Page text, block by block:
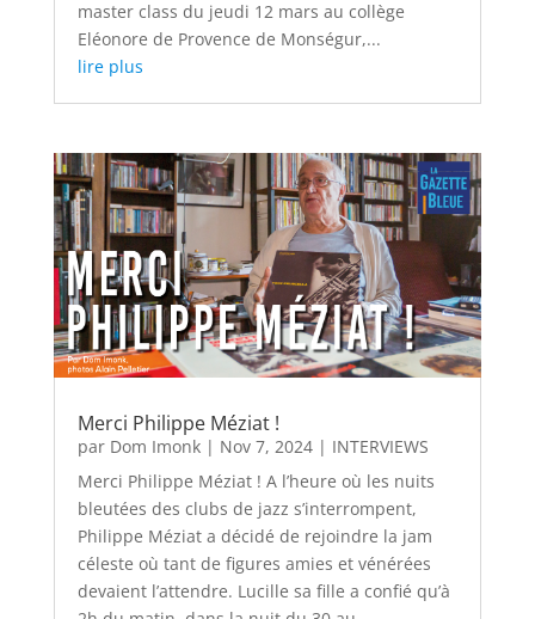
master class du jeudi 12 mars au collège
Eléonore de Provence de Monségur,...
lire plus
Merci Philippe Méziat !
par Dom Imonk| Nov 7, 2024| INTERVIEWS
Merci Philippe Méziat ! A l’heure où les nuits
bleutées des clubs de jazz s’interrompent,
Philippe Méziat a décidé de rejoindre la jam
céleste où tant de figures amies et vénérées
devaient l’attendre. Lucille sa fille a confié qu’à